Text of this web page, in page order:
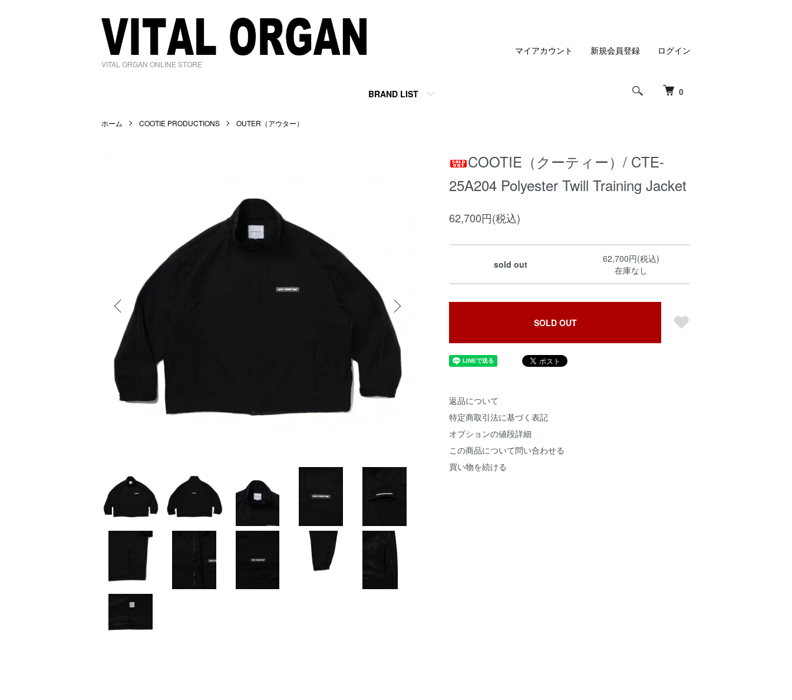
VITAL ORGAN ONLINE STORE
0
BRAND LIST
マイアカウント 新規会員登録 ログイン
ホーム COOTIE PRODUCTIONS OUTER（アウター）
COOTIE（クーティー）/ CTE-
25A204 Polyester Twill Training Jacket
62,700円(税込)
sold out
62,700円(税込)
在庫なし
SOLD OUT
返品について
特定商取引法に基づく表記
オプションの値段詳細
この商品について問い合わせる
買い物を続ける